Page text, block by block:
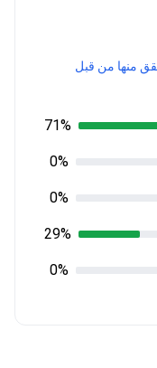
منها من قبل
0%
29%
0%
0%
71%